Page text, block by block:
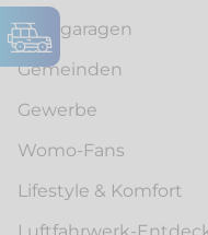
Autogaragen
Gemeinden
Gewerbe
Womo-Fans
Lifestyle & Komfort